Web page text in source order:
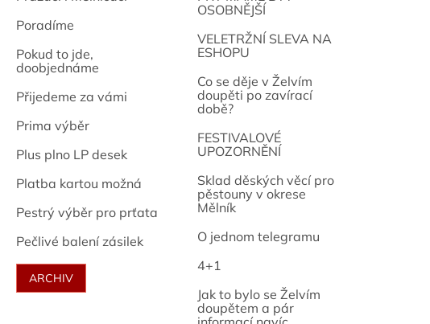
Kropáček Josef
Poradíme
Pokud to jde,
doobjednáme
Přijedeme za vámi
Prima výběr
Plus plno LP desek
Platba kartou možná
Pestrý výběr pro prťata
Pečlivé balení zásilek
ARCHIV
OSOBNĚJŠÍ
VELETRŽNÍ SLEVA NA
ESHOPU
Co se děje v Želvím
doupěti po zavírací
době?
FESTIVALOVÉ
UPOZORNĚNÍ
Sklad děských věcí pro
pěstouny v okrese
Mělník
O jednom telegramu
4+1
Jak to bylo se Želvím
doupětem a pár